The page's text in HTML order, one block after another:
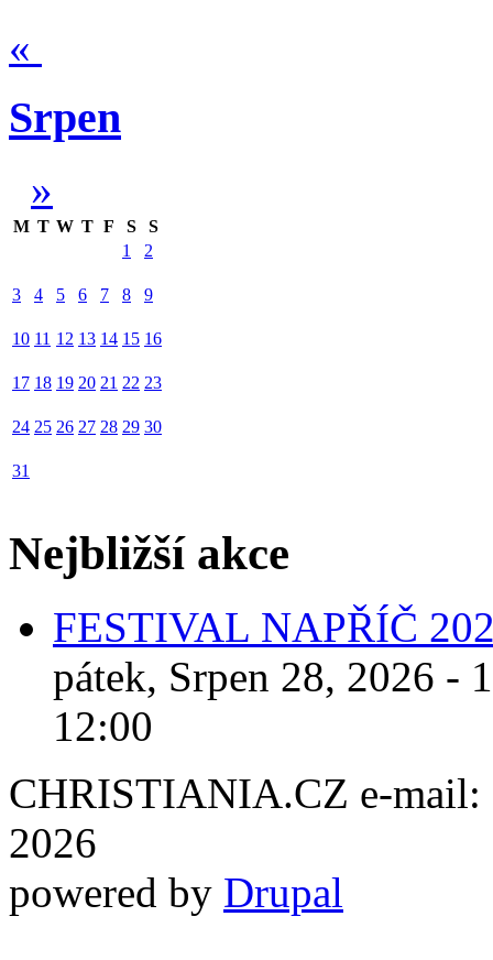
«
Srpen
»
M T W T F S
S
1
2
3 4 5 6 7 8 9
10 11 12 13 14 15 16
17 18 19 20 21 22 23
24 25 26 27 28 29 30
31
Nejbližší akce
FESTIVAL NAPŘÍČ
pátek, Srpen 28, 2026 -
12:00
CHRISTIANIA.CZ e-mail:
2026
powered by Drupal